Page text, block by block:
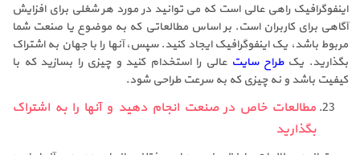
اینفوگرافیک راهی عالی است که می توانید در مورد هر شغلی برای افزایش
آگاهی برای کاربران است. بر اساس مطالعاتی که به موضوع یا صنعت شما
مربوط باشد، یک اینفوگرافیک ایجاد کنید. سپس، آنها را با جهان به اشتراک
بگذارید. یکطراح سایت عالی را استخدام کنید و چیزی را بسازید که با
کیفیت باشد و نه چیزی که به سرعت طراحی شود.
مطالعات خاص در صنعت انجام دهید و آنها را به اشتراک
بگذارید